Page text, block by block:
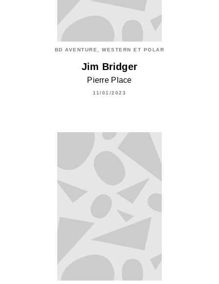
BD AVENTURE, WESTERN ET POLAR
Jim Bridger
Pierre Place
11/01/2023